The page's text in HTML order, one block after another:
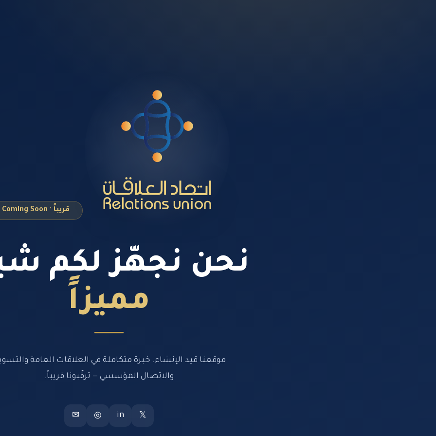
قريباً · Coming Soon
نحن نجهّز لكم
مميزاً
موقعنا قيد الإنشاء. خبرة متكاملة في العلاقات العامة
والاتصال المؤسسي — ترقّبونا قريباً.
𝕏
in
◎
✉